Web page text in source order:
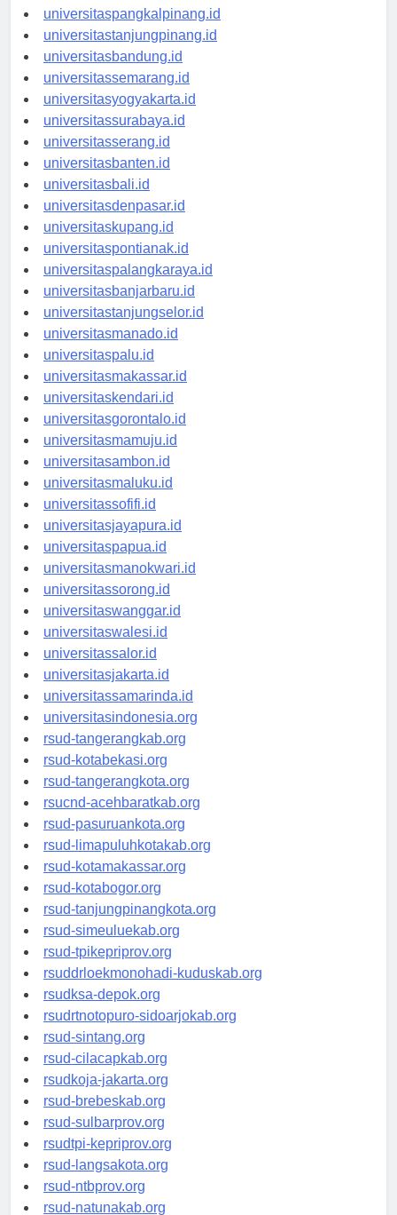
universitasbengkulu.id
universitaspangkalpinang.id
universitastanjungpinang.id
universitasbandung.id
universitassemarang.id
universitasyogyakarta.id
universitassurabaya.id
universitasserang.id
universitasbanten.id
universitasbali.id
universitasdenpasar.id
universitaskupang.id
universitaspontianak.id
universitaspalangkaraya.id
universitasbanjarbaru.id
universitastanjungselor.id
universitasmanado.id
universitaspalu.id
universitasmakassar.id
universitaskendari.id
universitasgorontalo.id
universitasmamuju.id
universitasambon.id
universitasmaluku.id
universitassofifi.id
universitasjayapura.id
universitaspapua.id
universitasmanokwari.id
universitassorong.id
universitaswanggar.id
universitaswalesi.id
universitassalor.id
universitasjakarta.id
universitassamarinda.id
universitasindonesia.org
rsud-tangerangkab.org
rsud-kotabekasi.org
rsud-tangerangkota.org
rsucnd-acehbaratkab.org
rsud-pasuruankota.org
rsud-limapuluhkotakab.org
rsud-kotamakassar.org
rsud-kotabogor.org
rsud-tanjungpinangkota.org
rsud-simeuluekab.org
rsud-tpikepriprov.org
rsuddrloekmonohadi-kuduskab.org
rsudksa-depok.org
rsudrtnotopuro-sidoarjokab.org
rsud-sintang.org
rsud-cilacapkab.org
rsudkoja-jakarta.org
rsud-brebeskab.org
rsud-sulbarprov.org
rsudtpi-kepriprov.org
rsud-langsakota.org
rsud-ntbprov.org